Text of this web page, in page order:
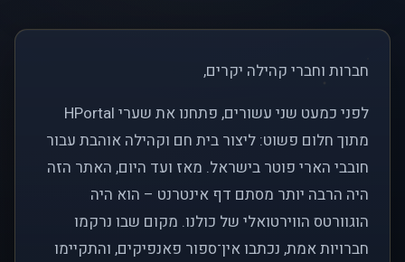
חברות וחברי קהילה יקרים,
לפני כמעט שני עשורים, פתחנו את שערי HPortal
מתוך חלום פשוט: ליצור בית חם וקהילה אוהבת עבור
חובבי הארי פוטר בישראל. מאז ועד היום, האתר הזה
היה הרבה יותר מסתם דף אינטרנט – הוא היה
הוגוורטס הווירטואלי של כולנו. מקום שבו נרקמו
חברויות אמת, נכתבו אין־ספור פאנפיקים, והתקיימו